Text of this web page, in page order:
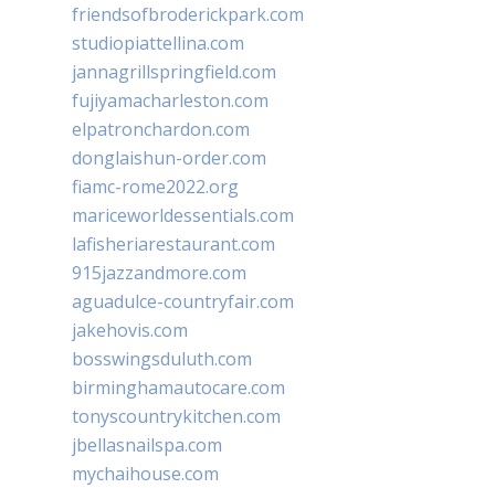
friendsofbroderickpark.com
studiopiattellina.com
jannagrillspringfield.com
fujiyamacharleston.com
elpatronchardon.com
donglaishun-order.com
fiamc-rome2022.org
mariceworldessentials.com
lafisheriarestaurant.com
915jazzandmore.com
aguadulce-countryfair.com
jakehovis.com
bosswingsduluth.com
birminghamautocare.com
tonyscountrykitchen.com
jbellasnailspa.com
mychaihouse.com